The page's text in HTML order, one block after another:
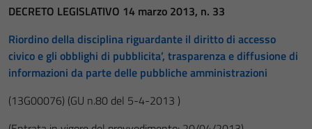
DECRETO LEGISLATIVO 14 marzo 2013, n. 33
Riordino della disciplina riguardante il diritto di accesso
civico e gli obblighi di pubblicita’, trasparenza e diffusione di
informazioni da parte delle pubbliche amministrazioni
(13G00076) (GU n.80 del 5-4-2013 )